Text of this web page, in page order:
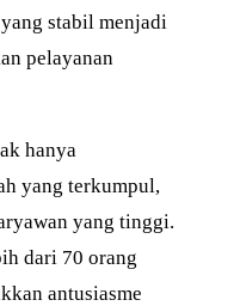
stabil menjadi
pelayanan
hanya
yang terkumpul,
yang tinggi.
dari 70 orang
antusiasme